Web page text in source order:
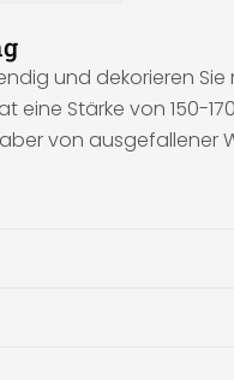
und dekorieren
eine Stärke von 150-
von ausgefallener